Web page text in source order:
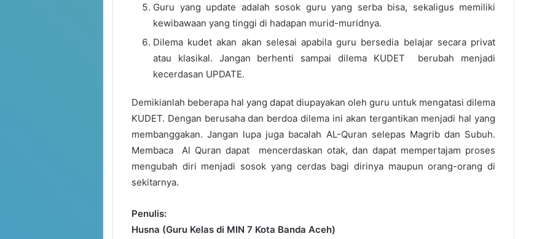
Guru yang update adalah sosok guru yang serba bisa, sekaligus memiliki
kewibawaan yang tinggi di hadapan murid-muridnya.
Dilema kudet akan akan selesai apabila guru bersedia belajar secara privat
atau klasikal. Jangan berhenti sampai dilema KUDET berubah menjadi
kecerdasan UPDATE.
Demikianlah beberapa hal yang dapat diupayakan oleh guru untuk mengatasi dilema
KUDET. Dengan berusaha dan berdoa dilema ini akan tergantikan menjadi hal yang
membanggakan. Jangan lupa juga bacalah AL-Quran selepas Magrib dan Subuh.
Membaca Al Quran dapat mencerdaskan otak, dan dapat mempertajam proses
mengubah diri menjadi sosok yang cerdas bagi dirinya maupun orang-orang di
sekitarnya.
Penulis:
Husna (Guru Kelas di MIN 7 Kota Banda Aceh)